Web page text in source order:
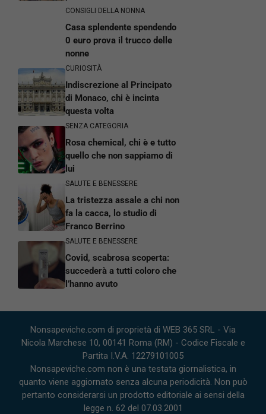
CONSIGLI DELLA NONNA
Casa splendente spendendo
0 euro prova il trucco delle
nonne
CURIOSITÀ
Indiscrezione al Principato
di Monaco, chi è incinta
questa volta
SENZA CATEGORIA
Rosa chemical, chi è e tutto
quello che non sappiamo di
lui
SALUTE E BENESSERE
La tristezza assale a chi non
fa la cacca, lo studio di
Franco Berrino
SALUTE E BENESSERE
Covid, scabrosa scoperta:
succederà a tutti coloro che
l’hanno avuto
Nonsapeviche.com di proprietà di WEB 365 SRL - Via
Nicola Marchese 10, 00141 Roma (RM) - Codice Fiscale e
Partita I.V.A. 12279101005
Nonsapeviche.com non è una testata giornalistica, in
quanto viene aggiornato senza alcuna periodicità. Non può
pertanto considerarsi un prodotto editoriale ai sensi della
legge n. 62 del 07.03.2001